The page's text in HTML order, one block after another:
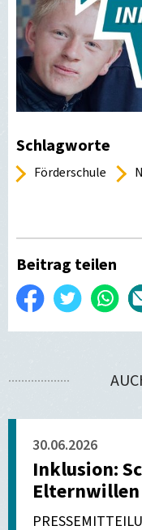
Schlagworte
Förderschule
Beitrag teilen
Auf
Facebook
Twittern
30.06.2026
Inklusion:
Elternwillen